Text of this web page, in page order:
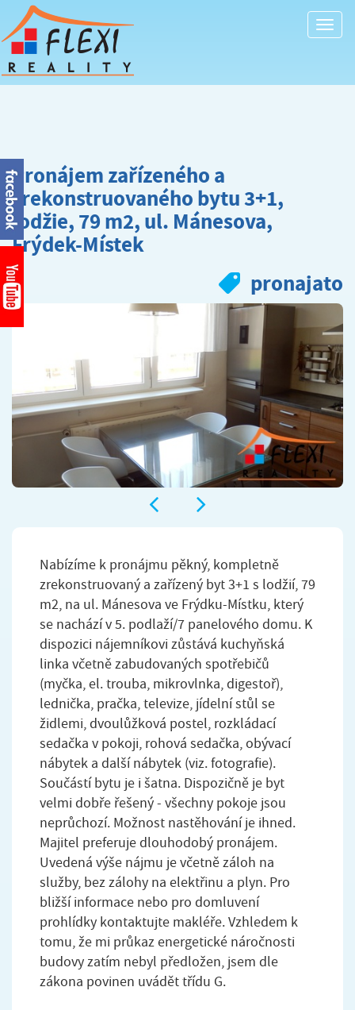
Pronájem zařízeného a
zrekonstruovaného bytu 3+1,
lodžie, 79 m2, ul. Mánesova,
Frýdek-Místek
pronajato
Nabízíme k pronájmu pěkný, kompletně
zrekonstruovaný a zařízený byt 3+1 s lodžií, 79
m2, na ul. Mánesova ve Frýdku-Místku, který
se nachází v 5. podlaží/7 panelového domu. K
dispozici nájemníkovi zůstává kuchyňská
linka včetně zabudovaných spotřebičů
(myčka, el. trouba, mikrovlnka, digestoř),
lednička, pračka, televize, jídelní stůl se
židlemi, dvoulůžková postel, rozkládací
sedačka v pokoji, rohová sedačka, obývací
nábytek a další nábytek (viz. fotografie).
Součástí bytu je i šatna. Dispozičně je byt
velmi dobře řešený - všechny pokoje jsou
neprůchozí. Možnost nastěhování je ihned.
Majitel preferuje dlouhodobý pronájem.
Uvedená výše nájmu je včetně záloh na
služby, bez zálohy na elektřinu a plyn. Pro
bližší informace nebo pro domluvení
prohlídky kontaktujte makléře. Vzhledem k
tomu, že mi průkaz energetické náročnosti
budovy zatím nebyl předložen, jsem dle
zákona povinen uvádět třídu G.